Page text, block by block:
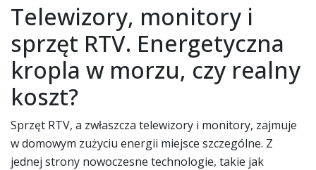
Telewizory, monitory i
sprzęt RTV. Energetyczna
kropla w morzu, czy realny
koszt?
Sprzęt RTV, a zwłaszcza telewizory i monitory, zajmuje
w domowym zużyciu energii miejsce szczególne. Z
jednej strony nowoczesne technologie, takie jak